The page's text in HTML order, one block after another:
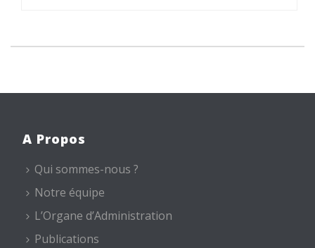
A Propos
Qui sommes-nous ?
Notre équipe
L’Organe d’Administration
Publications